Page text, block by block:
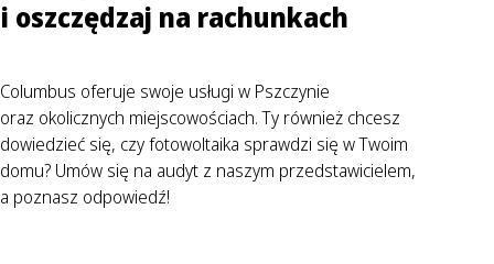
i oszczędzaj na rachunkach
Columbus oferuje swoje usługi w Pszczynie
oraz okolicznych miejscowościach. Ty również chcesz
dowiedzieć się, czy fotowoltaika sprawdzi się w Twoim
domu? Umów się na audyt z naszym przedstawicielem,
a poznasz odpowiedź!